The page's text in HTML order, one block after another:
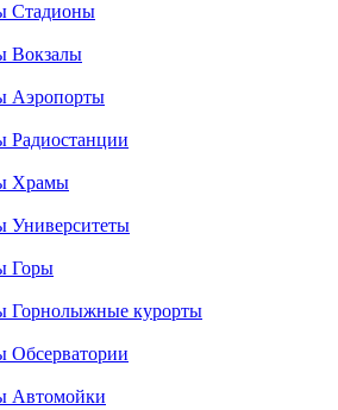
Стадионы
Вокзалы
Аэропорты
Радиостанции
Храмы
Университеты
Горы
Горнолыжные курорты
Обсерватории
Автомойки